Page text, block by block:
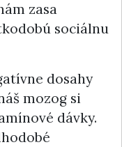
zasa
sociálnu
dosahy
mozog si
dávky.